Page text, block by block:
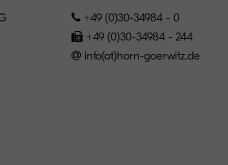
+49 (0)30-34984 - 0
+49 (0)30-34984 - 244
info(at)horn-goerwitz.de